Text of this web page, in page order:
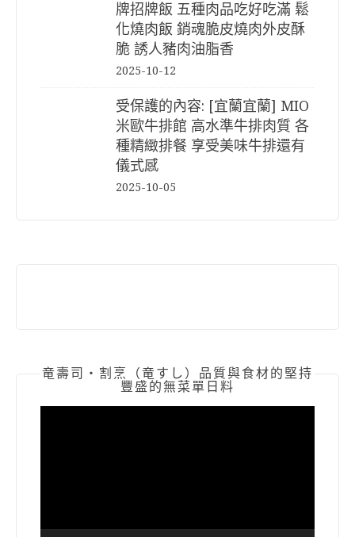
牌招牌飯 五種肉品吃好吃滿 鬆
化燒肉飯 銷魂脆皮燒肉外皮酥
脆 誘人豬肉油脂香
2025-10-12
受保護的內容: [宜蘭宜蘭] MIO
米歐牛排館 高水準牛排肉質 各
種精緻排餐 享受美味牛排還有
儀式感
2025-10-05
竜壽司‧割烹（竜すし）品質與食材的堅持
豐盛的無菜單日料